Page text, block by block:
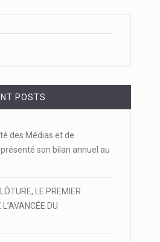
POSTS
des Médias et de
présenté son bilan annuel au
LE PREMIER
DU